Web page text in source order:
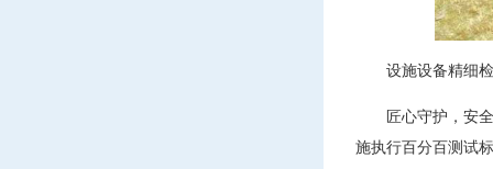
设施设备精细
匠心守护，安
施执行百分百测试